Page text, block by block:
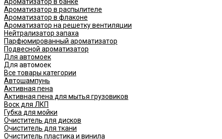
Ароматизатор в банке
Ароматизатор в распылителе
Ароматизатор в флаконе
Ароматизатор на решетку вентиляции
Нейтрализатор запаха
Парфюмированный ароматизатор
Подвесной ароматизатор
Для автомоек
Для автомоек
Все товары категории
Автошампунь
Активная пена
Активная пена для мытья грузовиков
Воск для ЛКП
Губка для мойки
Очиститель для дисков
Очиститель для ткани
Очиститель пластика и винила